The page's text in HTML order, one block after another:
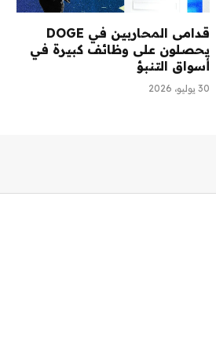
قدامى المحاربين في DOGE
يحصلون على وظائف كبيرة في
أسواق التنبؤ
30 يوليو، 2026